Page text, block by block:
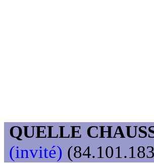
QUELLE
(invité)